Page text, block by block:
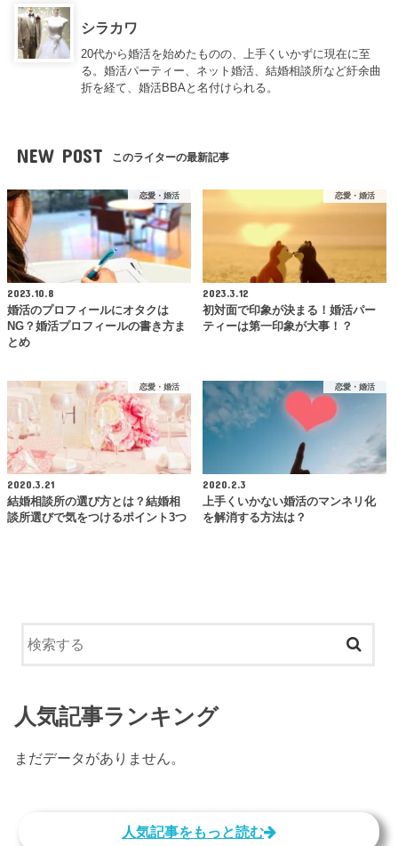
シラカワ
20代から婚活を始めたものの、上手くいかずに現在に至
る。婚活パーティー、ネット婚活、結婚相談所など紆余曲
折を経て、婚活BBAと名付けられる。
NEW POST このライターの最新記事
恋愛・婚活
2023.10.8
婚活のプロフィールにオタクは
NG？婚活プロフィールの書き方ま
とめ
恋愛・婚活
2023.3.12
初対面で印象が決まる！婚活パー
ティーは第一印象が大事！？
恋愛・婚活
2020.3.21
結婚相談所の選び方とは？結婚相
談所選びで気をつけるポイント3つ
恋愛・婚活
2020.2.3
上手くいかない婚活のマンネリ化
を解消する方法は？
人気記事ランキング
まだデータがありません。
人気記事をもっと読む